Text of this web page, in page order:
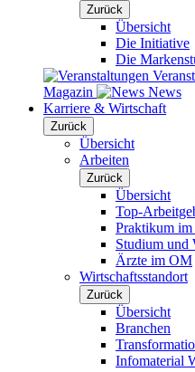
Zurück
Übersicht
Die Initiative
Die
Magazin
News
Karriere & Wirtschaft
Zurück
Übersicht
Arbeiten
Zurück
Übersicht
Top-
Praktikum
Studium und
Ärzte im OM
Wirtschaftsstandort
Zurück
Übersicht
Branchen
Infomaterial